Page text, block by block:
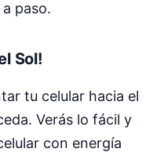
paso.
Sol!
tu celular hacia el
Verás lo fácil y
con energía